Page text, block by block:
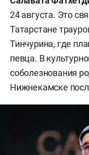
24 августа. Это
Татарстане
Тинчурина, где
певца. В
соболезнования
Нижнекамске